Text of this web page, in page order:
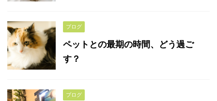
ブログ
ペットとの最期の時間、どう過ご
す？
ブログ